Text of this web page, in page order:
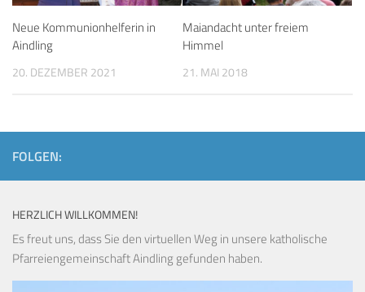
Neue Kommunionhelferin in
Aindling
20. DEZEMBER 2021
Maiandacht unter freiem
Himmel
21. MAI 2018
FOLGEN:
HERZLICH WILLKOMMEN!
Es freut uns, dass Sie den virtuellen Weg in unsere katholische
Pfarreiengemeinschaft Aindling gefunden haben.